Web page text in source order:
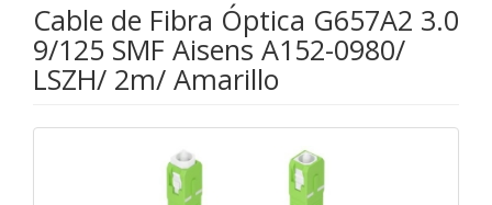
Cable de Fibra Óptica G657A2 3.0
9/125 SMF Aisens A152-0980/
LSZH/ 2m/ Amarillo